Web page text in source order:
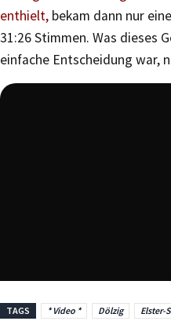
enthielt, bekam dann nur
31:26 Stimmen. Was dieses
einfache Entscheidung war,
TAGS * Video * Dölzig Elster-